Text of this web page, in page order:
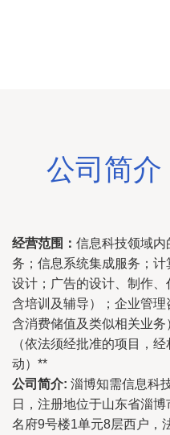
公司简介
经营范围： 信息科技领域内
务；信息系统集成服务；
设计；广告的设计、制作
含培训及辅导）；企业管
含消费储值及类似相关业务
（依法须经批准的项目，
动）**
公司简介: 淄博知需信息科
日，注册地位于山东省淄
名府9号楼1单元8层西户，